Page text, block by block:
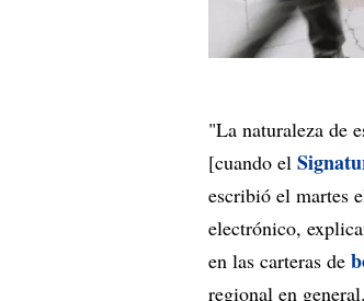
"La naturaleza de
[cuando el
escribió el martes
electrónico,
en las carteras de
regional en general.